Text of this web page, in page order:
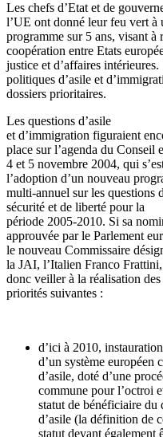
Les chefs d’Etat et de
l’UE ont donné leur feu vert à
programme sur 5 ans, visant à
coopération entre Etats
justice et d’affaires
politiques d’asile et
dossiers prioritaires.
Les questions d’asile
et d’immigration figuraient
place sur l’agenda du Conseil
4 et 5 novembre 2004, qui
l’adoption d’un nouveau
multi-annuel sur les questions
sécurité et de liberté pour la
période 2005-2010. Si sa
approuvée par le Parlement
le nouveau Commissaire
la JAI, l’Italien Franco
donc veiller à la réalisation des
priorités suivantes :
d’ici à 2010, instauration
d’un système européen
d’asile, doté d’une
commune pour l’octroi
statut de bénéficiaire du
d’asile (la définition de
statut devant également